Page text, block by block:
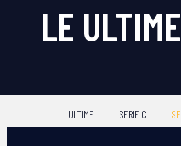
LE
ULTIME SERIE C